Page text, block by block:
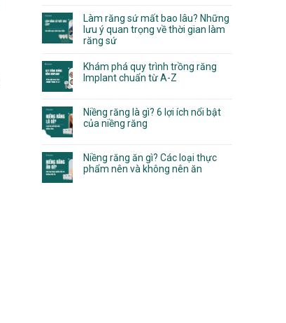
Làm răng sứ mất bao lâu? Những
lưu ý quan trọng về thời gian làm
răng sứ
Khám phá quy trình trồng răng
Implant chuẩn từ A-Z
Niềng răng là gì? 6 lợi ích nổi bật
của niềng răng
Niềng răng ăn gì? Các loại thực
phẩm nên và không nên ăn